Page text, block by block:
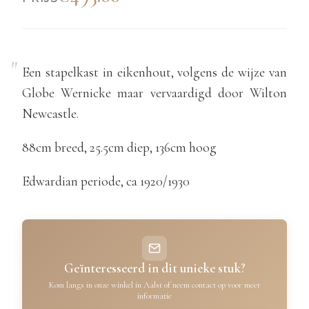
Een stapelkast in eikenhout, volgens de wijze van
Globe Wernicke maar vervaardigd door Wilton
Newcastle.
88cm breed, 25.5cm diep, 136cm hoog
Edwardian periode, ca 1920/1930
Geïnteresseerd in dit unieke stuk?
Kom langs in onze winkel in Aalst of neem contact op voor meer
informatie